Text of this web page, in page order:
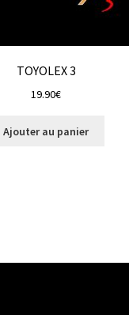
TOYOLEX 3
19.90€
Ajouter au panier